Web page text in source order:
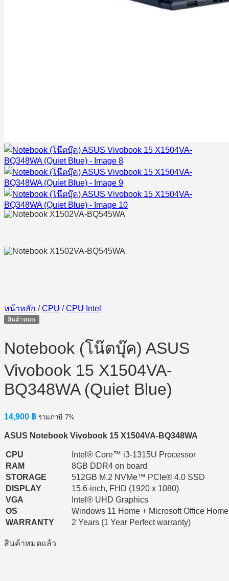
หน้าหลัก / CPU / CPU Intel
สินค้าหมด
Notebook (โน๊ตบุ๊ค) ASUS
Vivobook 15 X1504VA-
BQ348WA (Quiet Blue)
14,900 ฿ รวมภาษี 7%
ASUS Notebook Vivobook 15 X1504VA-BQ348WA
CPU
Intel® Core™ i3-1315U Processor
RAM
8GB DDR4 on board
STORAGE
512GB M.2 NVMe™ PCIe® 4.0 SSD
DISPLAY
15.6-inch, FHD (1920 x 1080)
VGA
Intel® UHD Graphics
OS
Windows 11 Home + Microsoft Office
WARRANTY
2 Years (1 Year Perfect warranty)
สินค้าหมดแล้ว